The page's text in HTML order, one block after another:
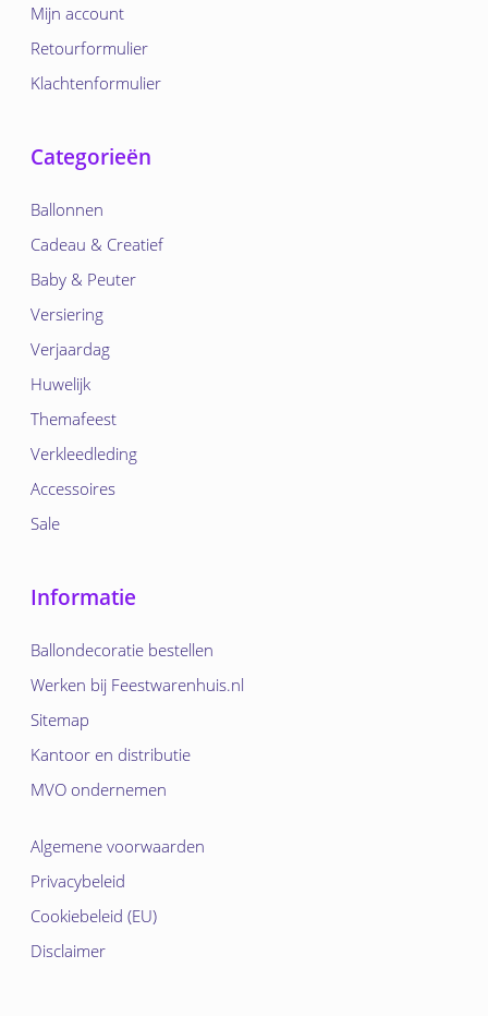
Mijn account
Retourformulier
Klachtenformulier
Categorieën
Ballonnen
Cadeau & Creatief
Baby & Peuter
Versiering
Verjaardag
Huwelijk
Themafeest
Verkleedleding
Accessoires
Sale
Informatie
Ballondecoratie bestellen
Werken bij Feestwarenhuis.nl
Sitemap
Kantoor en distributie
MVO ondernemen
Algemene voorwaarden
Privacybeleid
Cookiebeleid (EU)
Disclaimer